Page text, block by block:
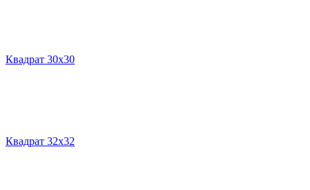
Квадрат 30х30
Квадрат 32х32